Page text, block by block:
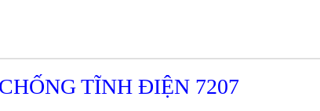
TĨNH ĐIỆN 7207